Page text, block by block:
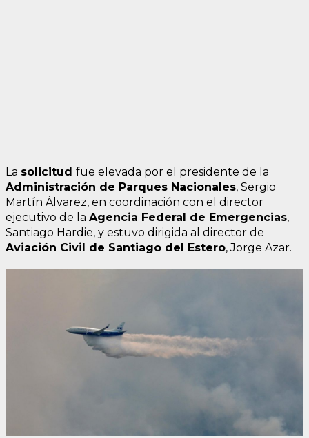
La solicitud fue elevada por el presidente de la
Administración de Parques Nacionales, Sergio
Martín Álvarez, en coordinación con el director
ejecutivo de la Agencia Federal de Emergencias,
Santiago Hardie, y estuvo dirigida al director de
Aviación Civil de Santiago del Estero, Jorge Azar.